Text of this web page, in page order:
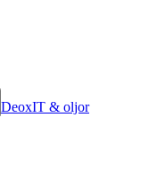
DeoxIT & oljor